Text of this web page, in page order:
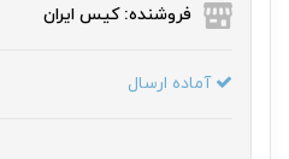
فروشنده: کیس ایران
آماده ارسال